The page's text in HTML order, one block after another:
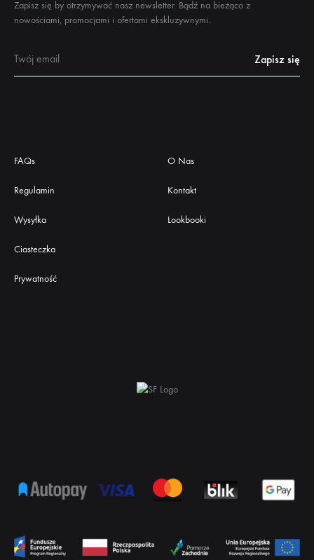
Zapisz się by otrzymywać nasz newsletter. Bądź na bieżąco z
nowościami, promocjami i ofertami ekskluzywnymi.
FAQs
Regulamin
Wysyłka
Ciasteczka
Prywatność
O Nas
Kontakt
Lookbooki